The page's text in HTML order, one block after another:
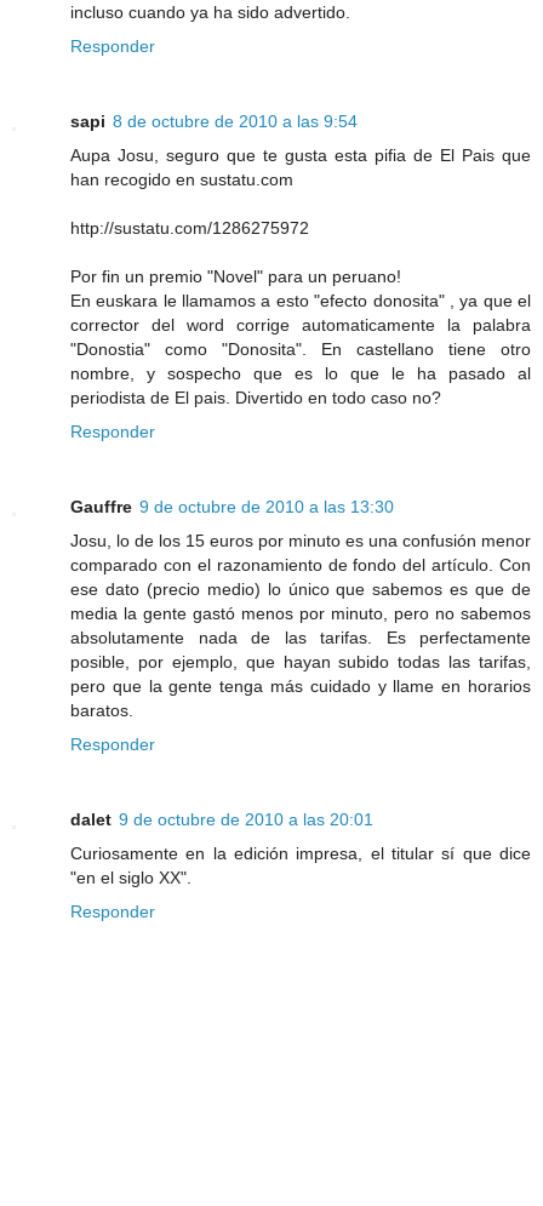
incluso cuando ya ha sido advertido.
Responder
sapi 8 de octubre de 2010 a las 9:54
Aupa Josu, seguro que te gusta esta pifia de El Pais que
han recogido en sustatu.com
http://sustatu.com/1286275972
Por fin un premio "Novel" para un peruano!
En euskara le llamamos a esto "efecto donosita" , ya que el
corrector del word corrige automaticamente la palabra
"Donostia" como "Donosita". En castellano tiene otro
nombre, y sospecho que es lo que le ha pasado al
periodista de El pais. Divertido en todo caso no?
Responder
Gauffre 9 de octubre de 2010 a las 13:30
Josu, lo de los 15 euros por minuto es una confusión menor
comparado con el razonamiento de fondo del artículo. Con
ese dato (precio medio) lo único que sabemos es que de
media la gente gastó menos por minuto, pero no sabemos
absolutamente nada de las tarifas. Es perfectamente
posible, por ejemplo, que hayan subido todas las tarifas,
pero que la gente tenga más cuidado y llame en horarios
baratos.
Responder
dalet 9 de octubre de 2010 a las 20:01
Curiosamente en la edición impresa, el titular sí que dice
"en el siglo XX".
Responder